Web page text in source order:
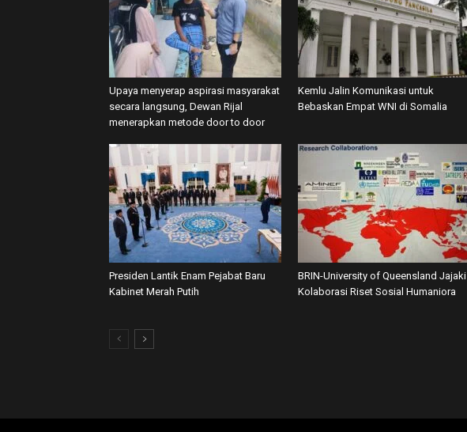
Upaya menyerap aspirasi masyarakat
secara langsung, Dewan Rijal
menerapkan metode door to door
Kemlu Jalin Komunikasi untuk
Bebaskan Empat WNI di Somalia
Presiden Lantik Enam Pejabat Baru
Kabinet Merah Putih
BRIN-University of Queensland Jajaki
Kolaborasi Riset Sosial Humaniora